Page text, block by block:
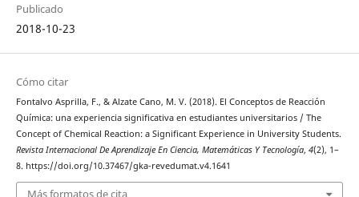
Publicado
2018-10-23
Cómo citar
Fontalvo Asprilla, F., & Alzate Cano, M. V. (2018). El Conceptos de Reacción
Química: una experiencia significativa en estudiantes universitarios / The
Concept of Chemical Reaction: a Significant Experience in University Students.
Revista Internacional De Aprendizaje En Ciencia, Matemáticas Y Tecnología, 4(2), 1–
8. https://doi.org/10.37467/gka-revedumat.v4.1641
Más formatos de cita